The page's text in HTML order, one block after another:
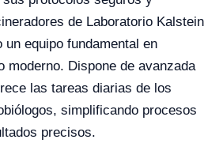
de Laboratorio Kalstein
equipo fundamental en
moderno. Dispone de avanzada
las tareas diarias de los
simplificando procesos
precisos.